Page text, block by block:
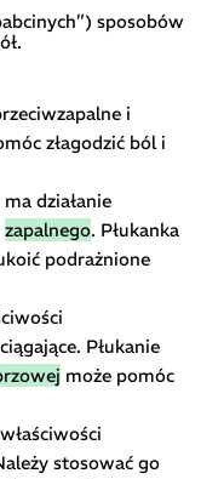
sposobów
i
złagodzić ból i
działanie
zapalnego. Płukanka
podrażnione
Płukanie
może pomóc
stosować go